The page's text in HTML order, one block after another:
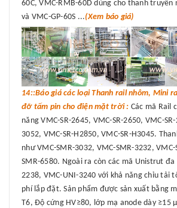
60C, VMC-RMB-60D dùng cho thanh truyền
và VMC-GP-60S ...(Xem báo giá)
14::Báo giá các loại Thanh rail nhôm, Mini
đỡ tấm pin cho điện mặt trời : Các mã Rail
năng VMC-SR-2645, VMC-SR-2650, VMC-
3052, VMC-SR-H2850, VMC-SR-H3045.
như VMC-SMR-3032, VMC-SMR-3232,
SMR-6580. Ngoài ra còn các mã Unistrut đa
2238, VMC-UNI-3240 với khả năng chỉu tải
phí lắp đặt. Sản phẩm được sản xuất bằng
T6, Độ cứng HV≥80, lớp mạ anode dày ≥15